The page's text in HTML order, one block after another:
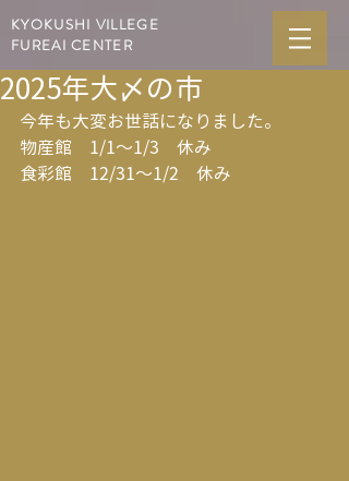
KYOKUSHI VILLEGE
FUREAI CENTER
2025年大〆の市
今年も大変お世話になりました。
物産館　1/1～1/3　休み
食彩館　12/31～1/2　休み